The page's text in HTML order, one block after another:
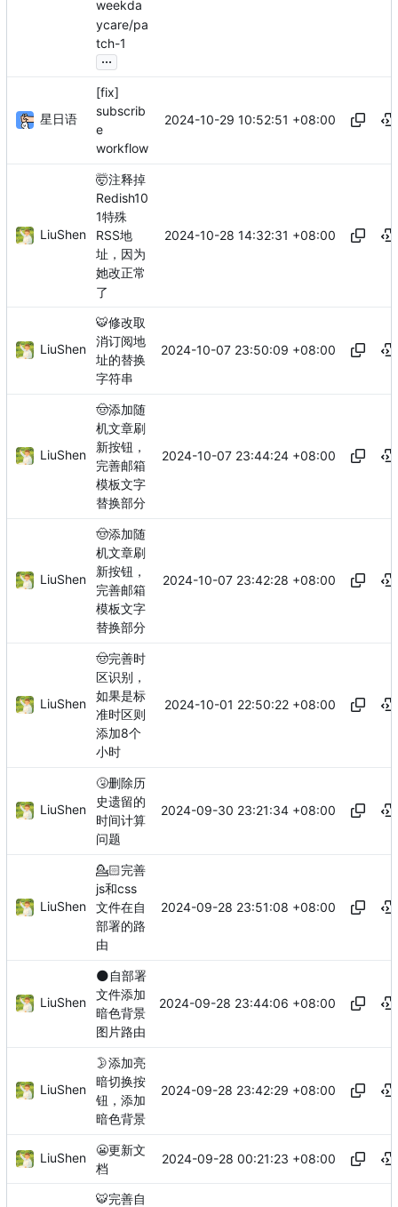
weekda
ycare/pa
tch-1
...
星日语
[fix]
subscrib
e
workflow
2024-10-29 10:52:51 +08:00
LiuShen
🤯注释掉
Redish10
1特殊
RSS地
址，因为
她改正常
了
2024-10-28 14:32:31 +08:00
LiuShen
🐯修改取
消订阅地
址的替换
字符串
2024-10-07 23:50:09 +08:00
LiuShen
🤠添加随
机文章刷
新按钮，
完善邮箱
模板文字
替换部分
2024-10-07 23:44:24 +08:00
LiuShen
🤠添加随
机文章刷
新按钮，
完善邮箱
模板文字
替换部分
2024-10-07 23:42:28 +08:00
LiuShen
🤠完善时
区识别，
如果是标
准时区则
添加8个
小时
2024-10-01 22:50:22 +08:00
LiuShen
🤧删除历
史遗留的
时间计算
问题
2024-09-30 23:21:34 +08:00
LiuShen
💁🏻完善
js和css
文件在自
部署的路
由
2024-09-28 23:51:08 +08:00
LiuShen
🌑自部署
文件添加
暗色背景
图片路由
2024-09-28 23:44:06 +08:00
LiuShen
🌛添加亮
暗切换按
钮，添加
暗色背景
2024-09-28 23:42:29 +08:00
LiuShen
😬更新文
档
2024-09-28 00:21:23 +08:00
🐯完善自